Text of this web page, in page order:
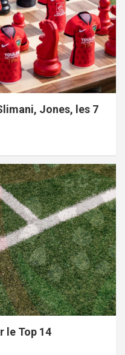
Jones, les 7
le Top 14